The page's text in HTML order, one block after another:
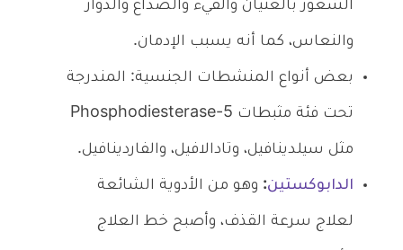
الشعور بالغثيان والقيء والصداع والدوار
والنعاس، كما أنه يسبب الإدمان.
بعض أنواع المنشطات الجنسية: المندرجة
تحت فئة مثبطات Phosphodiesterase-5
مثل سيلدينافيل، وتادالافيل، والفاردينافيل.
الدابوكستين: وهو من الأدوية الشائعة
لعلاج سرعة القذف، وأصبح خط العلاج